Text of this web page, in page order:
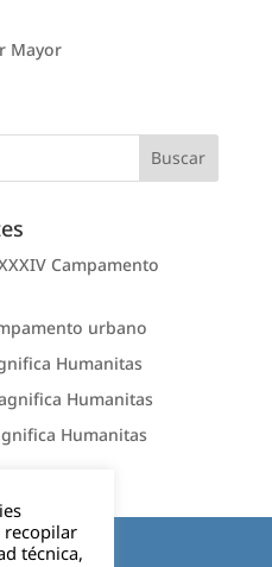
Mayor
Campamento
urbano
Humanitas
Humanitas
Humanitas
legal
recopilar
técnica,